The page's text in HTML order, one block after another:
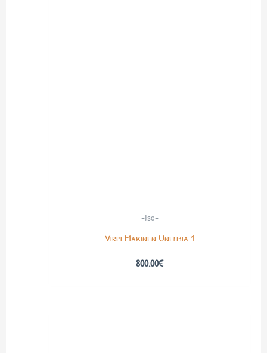
-Iso-
Virpi Mäkinen Unelmia 1
800.00€